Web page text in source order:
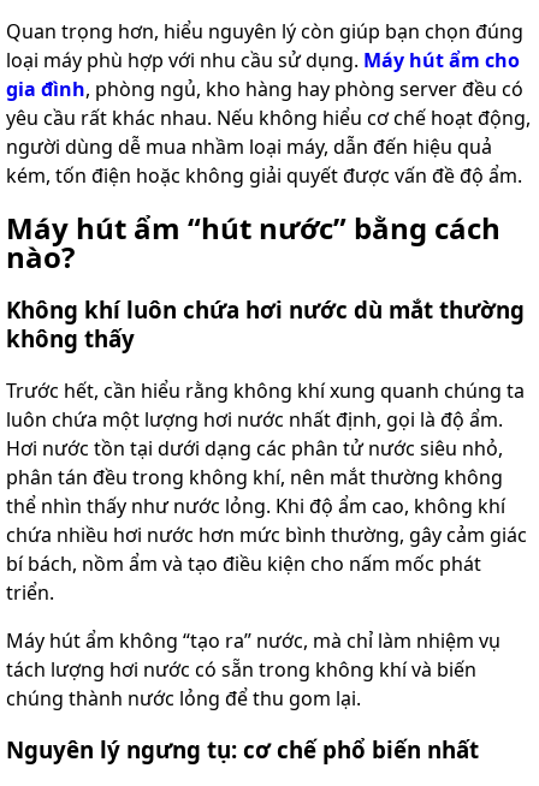
Quan trọng hơn, hiểu nguyên lý còn giúp bạn chọn đúng
loại máy phù hợp với nhu cầu sử dụng. Máy hút ẩm cho
gia đình, phòng ngủ, kho hàng hay phòng server đều có
yêu cầu rất khác nhau. Nếu không hiểu cơ chế hoạt động,
người dùng dễ mua nhầm loại máy, dẫn đến hiệu quả
kém, tốn điện hoặc không giải quyết được vấn đề độ ẩm.
Máy hút ẩm “hút nước” bằng cách
nào?
Không khí luôn chứa hơi nước dù mắt thường
không thấy
Trước hết, cần hiểu rằng không khí xung quanh chúng ta
luôn chứa một lượng hơi nước nhất định, gọi là độ ẩm.
Hơi nước tồn tại dưới dạng các phân tử nước siêu nhỏ,
phân tán đều trong không khí, nên mắt thường không
thể nhìn thấy như nước lỏng. Khi độ ẩm cao, không khí
chứa nhiều hơi nước hơn mức bình thường, gây cảm giác
bí bách, nồm ẩm và tạo điều kiện cho nấm mốc phát
triển.
Máy hút ẩm không “tạo ra” nước, mà chỉ làm nhiệm vụ
tách lượng hơi nước có sẵn trong không khí và biến
chúng thành nước lỏng để thu gom lại.
Nguyên lý ngưng tụ: cơ chế phổ biến nhất